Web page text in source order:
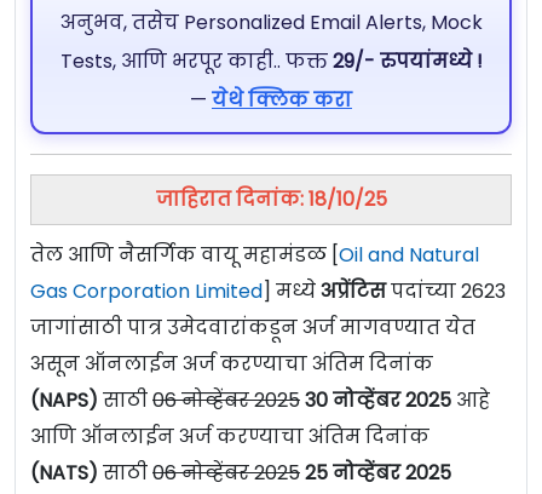
अनुभव, तसेच Personalized Email Alerts, Mock
Tests, आणि भरपूर काही.. फक्त29/- रुपयांमध्ये !
— येथे क्लिक करा
जाहिरात दिनांक: 18/10/25
तेल आणि नैसर्गिक वायू महामंडळ [Oil and Natural
Gas Corporation Limited] मध्येअप्रेंटिसपदांच्या 2623
जागांसाठी पात्र उमेदवारांकडून अर्ज मागवण्यात येत
असून ऑनलाईन अर्ज करण्याचा अंतिम दिनांक
(NAPS) साठी06 नोव्हेंबर 202530 नोव्हेंबर 2025 आहे
आणि ऑनलाईन अर्ज करण्याचा अंतिम दिनांक
(NATS) साठी06 नोव्हेंबर 202525 नोव्हेंबर 2025